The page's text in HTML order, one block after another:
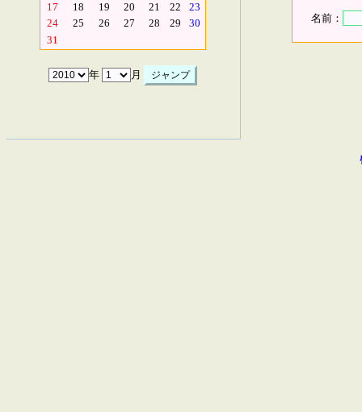
17
18 19 20 21 22
23
24
25 26 27 28 29
30
31
年 月
名前：